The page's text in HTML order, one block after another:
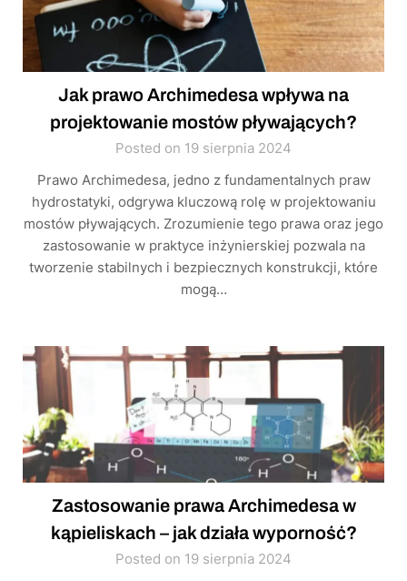
Jak prawo Archimedesa wpływa na
projektowanie mostów pływających?
Posted on 19 sierpnia 2024
Prawo Archimedesa, jedno z fundamentalnych praw
hydrostatyki, odgrywa kluczową rolę w projektowaniu
mostów pływających. Zrozumienie tego prawa oraz jego
zastosowanie w praktyce inżynierskiej pozwala na
tworzenie stabilnych i bezpiecznych konstrukcji, które
mogą…
Zastosowanie prawa Archimedesa w
kąpieliskach – jak działa wyporność?
Posted on 19 sierpnia 2024